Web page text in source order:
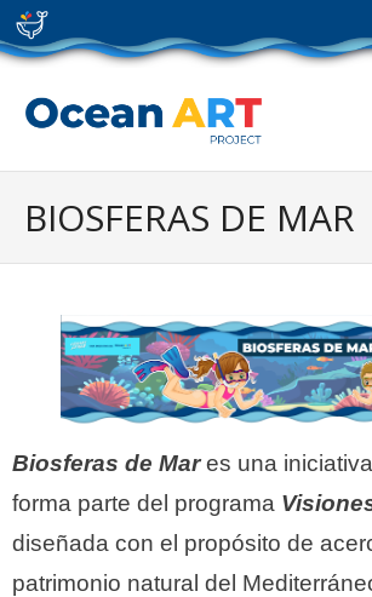
Skip
to
content
BIOSFERAS DE MAR
Biosferas de Mares una
forma parte del programa
diseñada con el propósito de
patrimonio natural del